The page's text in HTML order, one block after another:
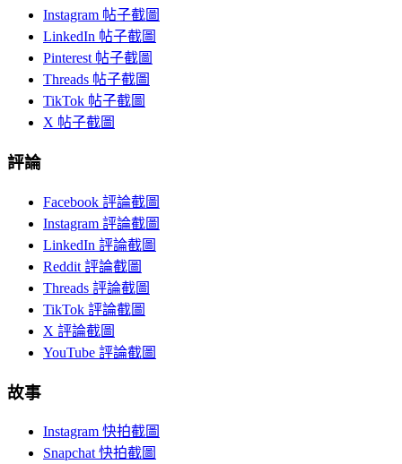
Instagram 帖子截圖
LinkedIn 帖子截圖
Pinterest 帖子截圖
Threads 帖子截圖
TikTok 帖子截圖
X 帖子截圖
評論
Facebook 評論截圖
Instagram 評論截圖
LinkedIn 評論截圖
Reddit 評論截圖
Threads 評論截圖
TikTok 評論截圖
X 評論截圖
YouTube 評論截圖
故事
Instagram 快拍截圖
Snapchat 快拍截圖